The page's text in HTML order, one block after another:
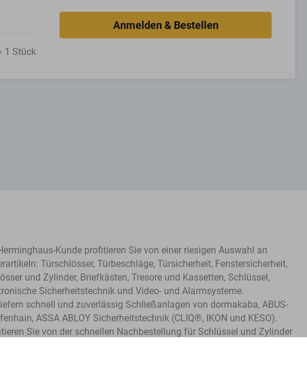
1 Stück
Kunde profitieren Sie von einer riesigen Auswahl an
Türschlösser, Türbeschläge, Türsicherheit, Fenstersicherheit,
und Zylinder, Briefkästen, Tresore und Kassetten, Schlüssel,
Sicherheitstechnik und Video- und Alarmsysteme.
schnell und zuverlässig Schließanlagen von dormakaba, ABUS-
ASSA ABLOY Sicherheitstechnik (CLIQ®, IKON und KESO).
Sie von der schnellen Nachbestellung für Schlüssel und Zylinder